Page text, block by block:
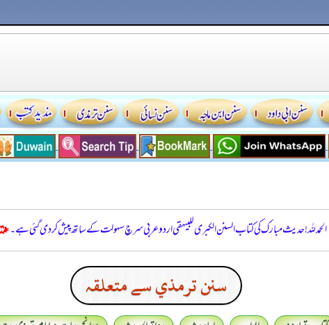
الحمدللہ! حدیث مبارک کی کتاب السنن الكبرى للبيهقي اردو عربی سرچ سہولت کے ساتھ پیش کر دی گئی ہے۔
سنن ترمذي سے متعلقہ